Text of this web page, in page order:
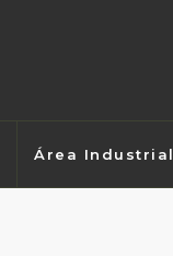
Área Industrial